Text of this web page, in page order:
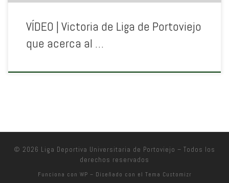
VÍDEO | Victoria de Liga de Portoviejo
que acerca al …
© 2026 Liga Deportiva Universitaria de Portoviejo – Todos los
derechos reservados
Funciona con WP – Diseñado con el Tema Customizr